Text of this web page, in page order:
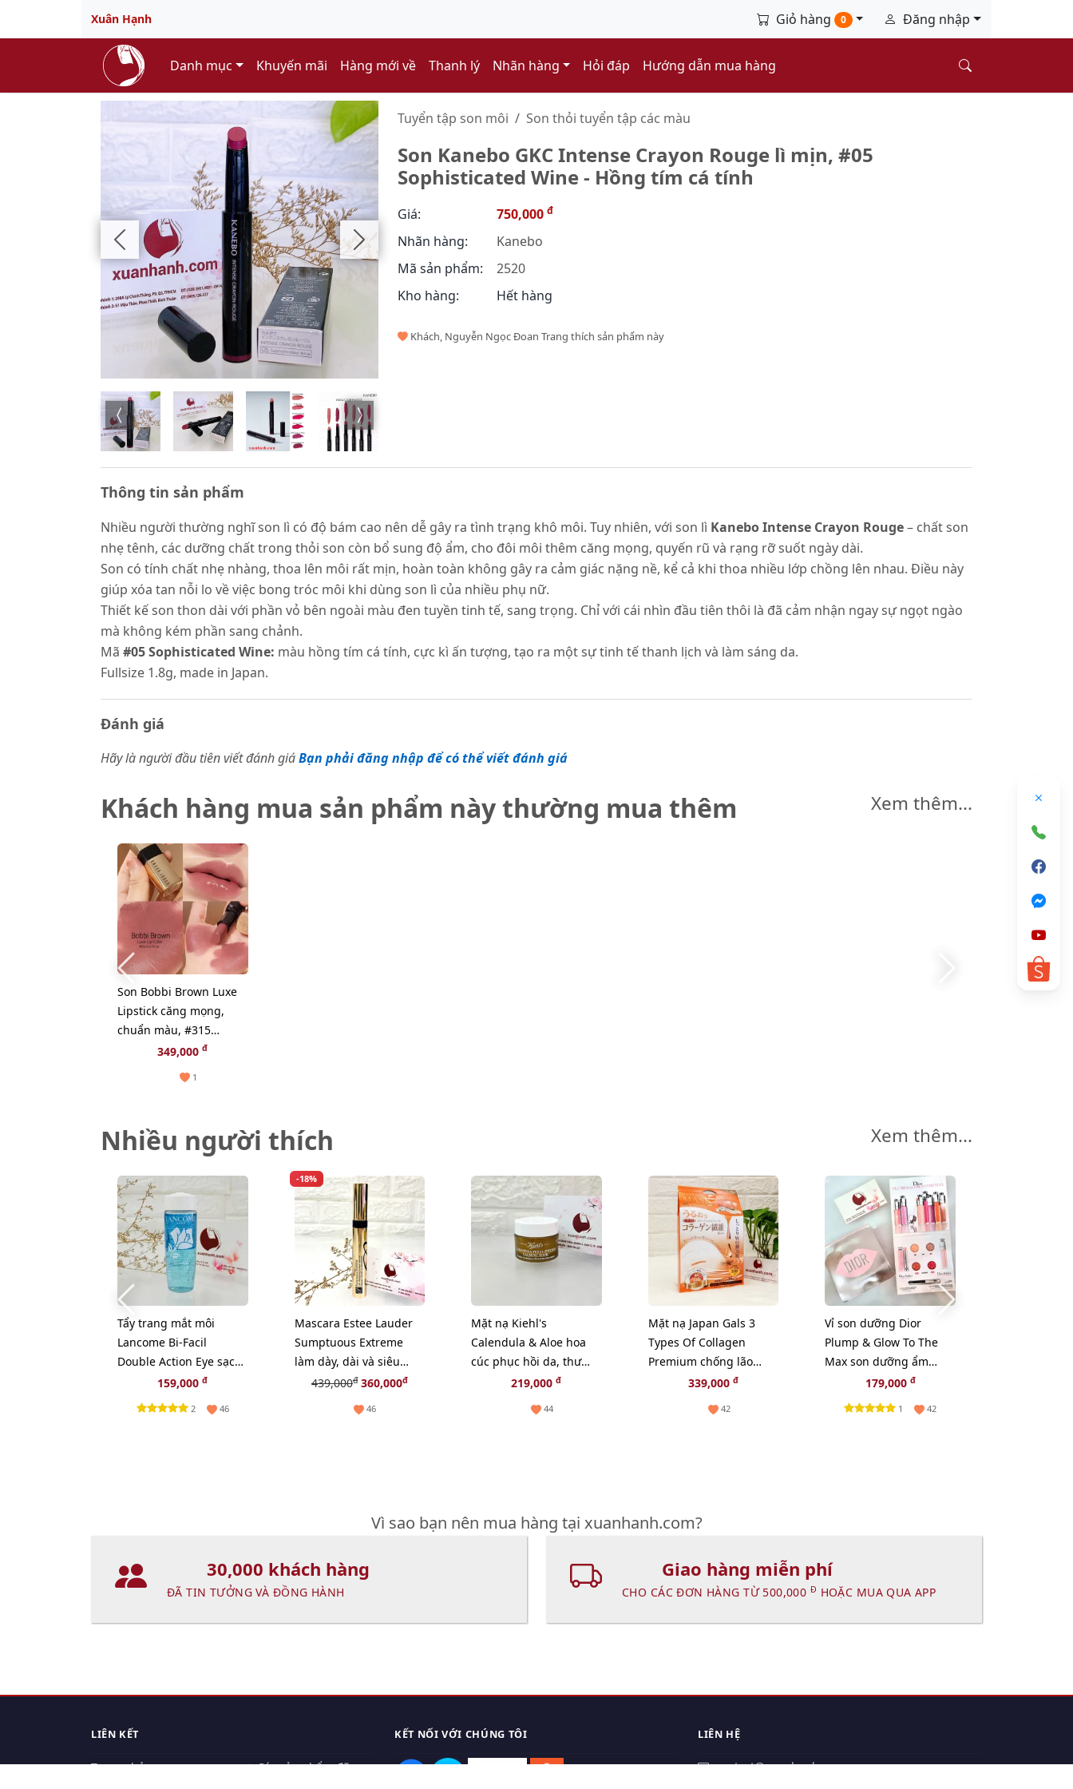
Xuân Hạnh Giỏ hàng 0 Đăng nhập
Danh mục Khuyến mãi Hàng mới về Thanh lý Nhãn hàng Hỏi đáp Hướng dẫn mua hàng
Tuyển tập son môi Son thỏi tuyển tập các màu
Son Kanebo GKC Intense Crayon Rouge lì mịn, #05
Sophisticated Wine - Hồng tím cá tính
Giá: 750,000 đ
Nhãn hàng:
Kanebo
Mã sản phẩm:
2520
Kho hàng:
Hết hàng
Khách, Nguyễn Ngọc Đoan Trang thích sản phẩm này
Thông tin sản phẩm
Nhiều người thường nghĩ son lì có độ bám cao nên dễ gây ra tình trạng khô môi. Tuy nhiên, với son lì Kanebo Intense Crayon Rouge– chất son
nhẹ tênh, các dưỡng chất trong thỏi son còn bổ sung độ ẩm, cho đôi môi thêm căng mọng, quyến rũ và rạng rỡ suốt ngày dài.
Son có tính chất nhẹ nhàng, thoa lên môi rất mịn, hoàn toàn không gây ra cảm giác nặng nề, kể cả khi thoa nhiều lớp chồng lên nhau. Điều này
giúp xóa tan nỗi lo về việc bong tróc môi khi dùng son lì của nhiều phụ nữ.
Thiết kế son thon dài với phần vỏ bên ngoài màu đen tuyền tinh tế, sang trọng. Chỉ với cái nhìn đầu tiên thôi là đã cảm nhận ngay sự ngọt ngào
mà không kém phần sang chảnh.
Mã #05 Sophisticated Wine: màu hồng tím cá tính, cực kì ấn tượng, tạo ra một sự tinh tế thanh lịch và làm sáng da.
Fullsize 1.8g, made in Japan.
Đánh giá
Hãy là người đầu tiên viết đánh giáBạn phải đăng nhập để có thể viết đánh giá
Khách hàng mua sản phẩm này thường mua thêm Xem thêm...
Son Bobbi Brown Luxe
Lipstick căng mọng,
chuẩn màu, #315
Neutral Rose hồng đất
349,000đ
1
Nhiều người thích Xem thêm...
Tẩy trang mắt môi
Lancome Bi-Facil
Double Action Eye sạch
sâu và dịu nhẹ, 30ml
159,000đ
2 46
-18%
Mascara Estee Lauder
Sumptuous Extreme
làm dày, dài và siêu
cong, fullsize
439,000đ360,000đ
46
Mặt nạ Kiehl's
Calendula & Aloe hoa
cúc phục hồi da, thư
giãn và chậm lão hóa -
219,000đ
44
Mặt nạ Japan Gals 3
Types Of Collagen
Premium chống lão
hóa, săn chắc da, 20pcs
NGẪU NHIÊN
339,000đ
42
Vỉ son dưỡng Dior
Plump & Glow To The
Max son dưỡng ẩm
tăng sắc cho môi 2in1
179,000 đ
1 42
Vì sao bạn nên mua hàng tại xuanhanh.com?
30,000 khách hàng
ĐÃ TIN TƯỞNG VÀ ĐỒNG HÀNH
Giao hàng miễn phí
CHO CÁC ĐƠN HÀNG TỪ 500,000 Đ HOẶC MUA QUA APP
LIÊN KẾT
Trang chủ
Các sản phẩm đã
KẾT NỐI VỚI CHÚNG TÔI LIÊN HỆ
contact@xuanhanh.vn